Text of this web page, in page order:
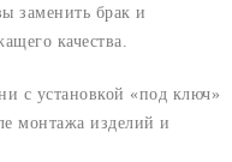
заменить брак и
качества.
с установкой «под ключ»
монтажа изделий и